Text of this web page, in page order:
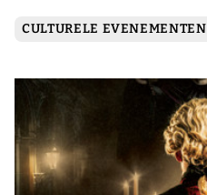
CULTURELE EVENEMENTEN